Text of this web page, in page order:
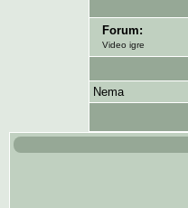
Forum:
Video igre
Nema